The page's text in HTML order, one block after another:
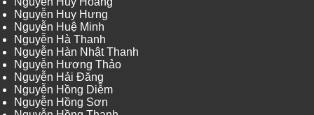
Nguyễn Huy Hưng
Nguyễn Huệ Minh
Nguyễn Hà Thanh
Nguyễn Hàn Nhật Thanh
Nguyễn Hương Thảo
Nguyễn Hải Đăng
Nguyễn Hồng Diễm
Nguyễn Hồng Sơn